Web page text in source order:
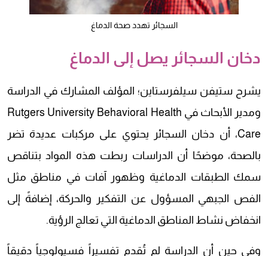
السجائر تهدد صحة الدماغ
دخان السجائر يصل إلى الدماغ
يشرح ستيفن سيلفرستاين؛ المؤلف المشارك في الدراسة
ومدير الأبحاث في Rutgers University Behavioral Health
Care، أن دخان السجائر يحتوي على مركبات عديدة تضر
بالصحة، موضحًا أن الدراسات ربطت هذه المواد بتناقص
سمك الطبقات الدماغية وظهور آفات في مناطق مثل
الفص الجبهي المسؤول عن التفكير والحركة، إضافةً إلى
انخفاض نشاط المناطق الدماغية التي تعالج الرؤية.
وفي حين أن الدراسة لم تُقدم تفسيراً فسيولوجياً دقيقاً